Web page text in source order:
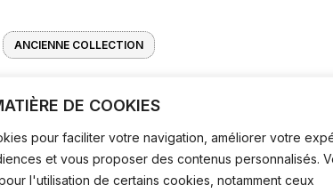
DE COOKIES
pour faciliter votre navigation, améliorer votre
et vous proposer des contenus personnalisés.
l'utilisation de certains cookies, notamment ceux
ANCIENNE COLLECTION